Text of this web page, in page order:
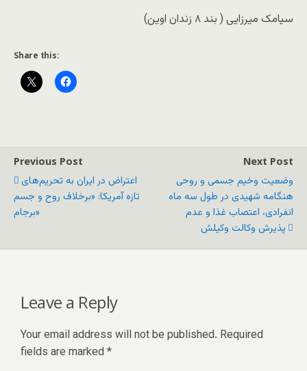
سیامک میرزایی ( بند ۸ زندان اوین)
Share this:
Previous Post
اعتراض در ایران به تحریم‌های
تازه آمریکا: «برخلاف روح و جسم
برجام»
Next Post
وضعیت وخیم جسمی و روحی
هنگامه شهیدی در طول سه ماه
انفرادی، اعتصاب غذا و عدم
پذیرش وکالت وکیلش
Leave a Reply
Your email address will not be published. Required
fields are marked *